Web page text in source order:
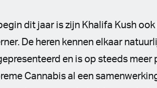
dit jaar is zijn Khalifa Kush
De heren kennen elkaar
en is op steeds
Cannabis al een